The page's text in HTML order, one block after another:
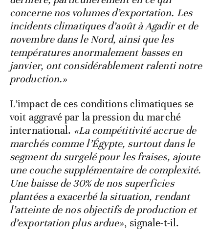
concerne nos volumes d’exportation. Les
incidents climatiques d’août à Agadir et de
novembre dans le Nord, ainsi que les
températures anormalement basses en
janvier, ont considérablement ralenti notre
production.»
L’impact de ces conditions climatiques se
voit aggravé par la pression du marché
international. «La compétitivité accrue de
marchés comme l’Égypte, surtout dans le
segment du surgelé pour les fraises, ajoute
une couche supplémentaire de complexité.
Une baisse de 30% de nos superficies
plantées a exacerbé la situation, rendant
l’atteinte de nos objectifs de production et
d’exportation plus ardue», signale-t-il.